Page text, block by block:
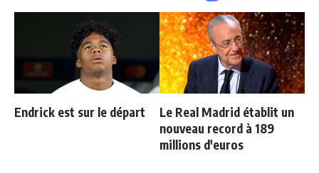
Endrick est sur le départ
Le Real Madrid établit un
nouveau record à 189
millions d'euros